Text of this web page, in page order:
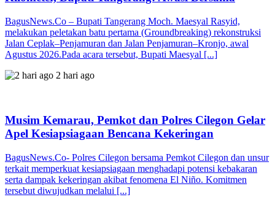
BagusNews.Co – Bupati Tangerang Moch. Maesyal Rasyid,
melakukan peletakan batu pertama (Groundbreaking) rekonstruksi
Jalan Ceplak–Penjamuran dan Jalan Penjamuran–Kronjo, awal
Agustus 2026.Pada acara tersebut, Bupati Maesyal [...]
2 hari ago
Musim Kemarau, Pemkot dan Polres Cilegon Gelar
Apel Kesiapsiagaan Bencana Kekeringan
BagusNews.Co- Polres Cilegon bersama Pemkot Cilegon dan unsur
terkait memperkuat kesiapsiagaan menghadapi potensi kebakaran
serta dampak kekeringan akibat fenomena El Niño. Komitmen
tersebut diwujudkan melalui [...]